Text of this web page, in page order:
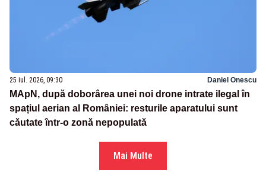
25 iul. 2026, 09:30 Daniel Onescu
MApN, după doborârea unei noi drone intrate ilegal în
spațiul aerian al României: resturile aparatului sunt
căutate într-o zonă nepopulată
Mai Multe